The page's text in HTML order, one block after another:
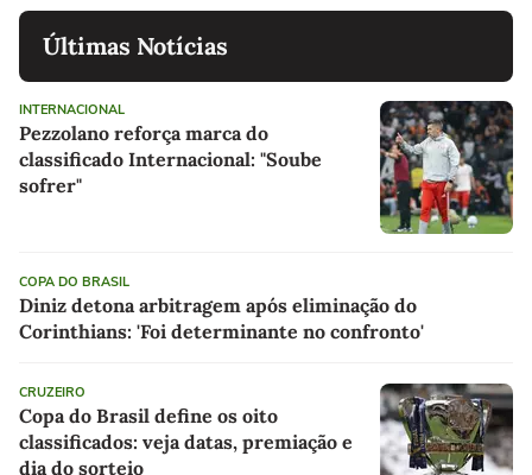
Últimas Notícias
INTERNACIONAL
Pezzolano reforça marca do
classificado Internacional: "Soube
sofrer"
COPA DO BRASIL
Diniz detona arbitragem após eliminação do
Corinthians: 'Foi determinante no confronto'
CRUZEIRO
Copa do Brasil define os oito
classificados: veja datas, premiação e
dia do sorteio